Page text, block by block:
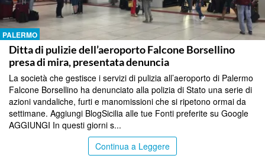
PALERMO
Ditta di pulizie dell’aeroporto Falcone Borsellino
presa di mira, presentata denuncia
La società che gestisce i servizi di pulizia all’aeroporto di Palermo
Falcone Borsellino ha denunciato alla polizia di Stato una serie di
azioni vandaliche, furti e manomissioni che si ripetono ormai da
settimane. Aggiungi BlogSicilia alle tue Fonti preferite su Google
AGGIUNGI In questi giorni s...
Continua a Leggere